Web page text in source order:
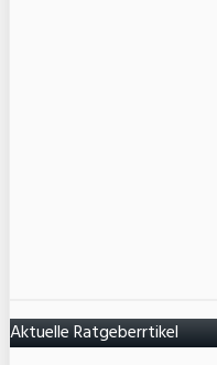
Aktuelle Ratgeberrtikel